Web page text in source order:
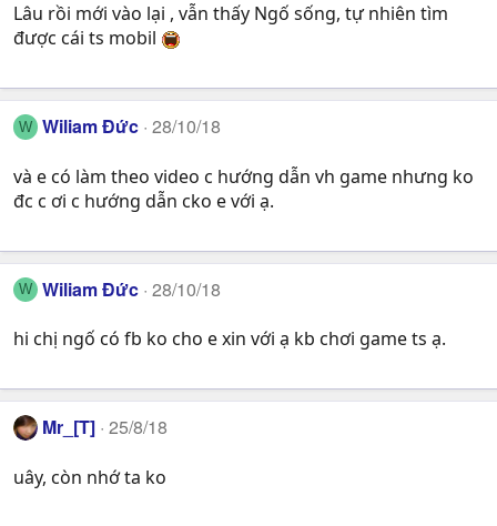
Lâu rồi mới vào lại , vẫn thấy Ngố sống, tự nhiên tìm
được cái ts mobil
W Wiliam Đức 28/10/18
và e có làm theo video c hướng dẫn vh game nhưng ko
đc c ơi c hướng dẫn cko e với ạ.
W Wiliam Đức 28/10/18
hi chị ngố có fb ko cho e xin với ạ kb chơi game ts ạ.
Mr_[T] 25/8/18
uây, còn nhớ ta ko